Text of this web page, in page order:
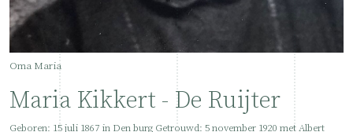
Oma Maria
Maria Kikkert - De Ruijter
Geboren: 15 juli 1867 in Den burg Getrouwd: 5 november 1920 met Albert